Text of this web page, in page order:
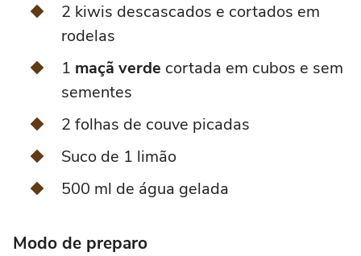
2 kiwis descascados e cortados em
rodelas
1 maçã verde cortada em cubos e sem
sementes
2 folhas de couve picadas
Suco de 1 limão
500 ml de água gelada
Modo de preparo